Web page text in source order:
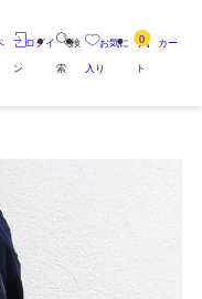
ログイ
ン
検
索
お気に
入り
0 カー
ト